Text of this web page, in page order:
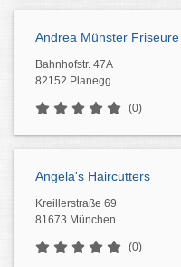
Andrea Münster Friseure
Bahnhofstr. 47A
82152 Planegg
(0)
Angela's Haircutters
Kreillerstraße 69
81673 München
(0)